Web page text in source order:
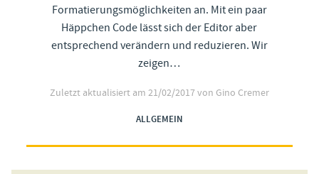
Formatierungsmöglichkeiten an. Mit ein paar
Häppchen Code lässt sich der Editor aber
entsprechend verändern und reduzieren. Wir
zeigen…
Zuletzt aktualisiert am 21/02/2017von Gino Cremer
ALLGEMEIN